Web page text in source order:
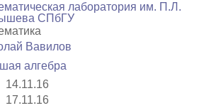
лаборатория им. П.Л.
СПбГУ
Вавилов
алгебра
14.11.16
17.11.16